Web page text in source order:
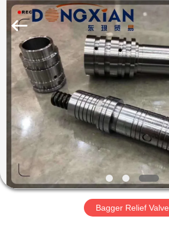
HAUS
PRODUKTE
ÜBER
UNS
FABRIK-
Taiming
Hydraulic
Technology
Co.,
Rights
Reserved.
Bagger Relief Valve